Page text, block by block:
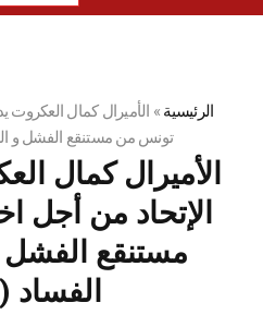
الرئيسية» الأميرال كمال العكروت
تونس من مستنقع الفشل و
الأميرال كمال
الإتحاد من أجل
مستنقع
الفساد